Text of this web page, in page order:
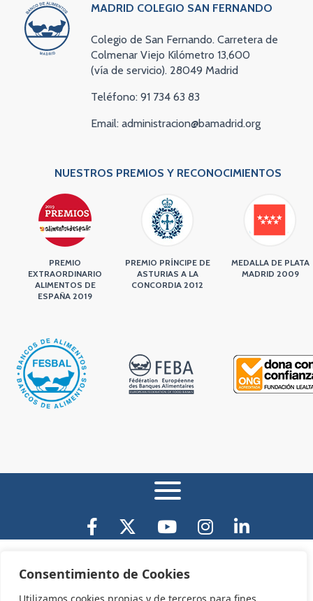
Consentimiento de Cookies
MADRID COLEGIO SAN FERNANDO
Colegio de San Fernando. Carretera de
Colmenar Viejo Kilómetro 13,600
(vía de servicio). 28049 Madrid
Teléfono: 91 734 63 83
Email: administracion@bamadrid.org
NUESTROS PREMIOS Y RECONOCIMIENTOS
PREMIO
EXTRAORDINARIO
ALIMENTOS DE
ESPAÑA 2019
PREMIO PRÍNCIPE DE
ASTURIAS A LA
CONCORDIA 2012
MEDALLA DE PLATA
MADRID 2009